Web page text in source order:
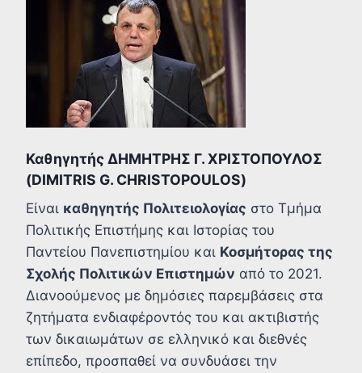
Καθηγητής ΔΗΜΗΤΡΗΣ Γ. ΧΡΙΣΤΟΠΟΥΛΟΣ
(DIMITRIS G. CHRISTOPOULOS)
Είναι καθηγητής Πολιτειολογίας στο Τμήμα
Πολιτικής Επιστήμης και Ιστορίας του
Παντείου Πανεπιστημίου και Κοσμήτορας της
Σχολής Πολιτικών Επιστημών από το 2021.
Διανοούμενος με δημόσιες παρεμβάσεις στα
ζητήματα ενδιαφέροντός του και ακτιβιστής
των δικαιωμάτων σε ελληνικό και διεθνές
επίπεδο, προσπαθεί να συνδυάσει την